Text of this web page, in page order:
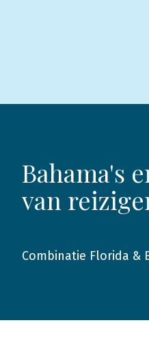
Bahama's
van
2016
Combinatie Florida &